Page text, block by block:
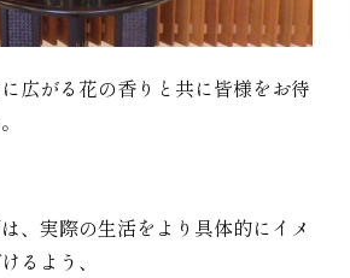
広がる花の香りと共に皆様をお待
、実際の生活をより具体的にイメ
るよう、